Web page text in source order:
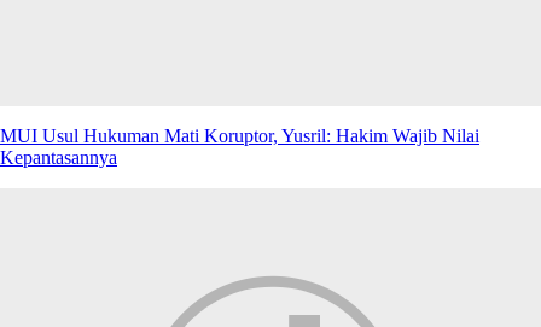
MUI Usul Hukuman Mati Koruptor, Yusril: Hakim Wajib Nilai
Kepantasannya